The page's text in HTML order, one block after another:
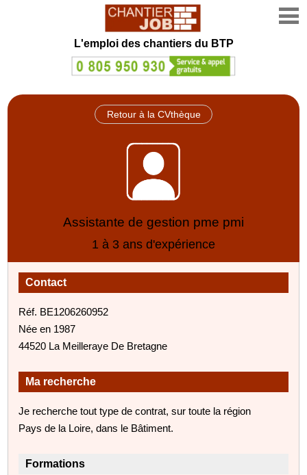
L'emploi des chantiers du BTP
Retour à la CVthèque
Assistante de gestion pme pmi
1 à 3 ans d'expérience
Contact
Réf. BE1206260952
Née en 1987
44520 La Meilleraye De Bretagne
Ma recherche
Je recherche tout type de contrat, sur toute la région
Pays de la Loire, dans le Bâtiment.
Formations